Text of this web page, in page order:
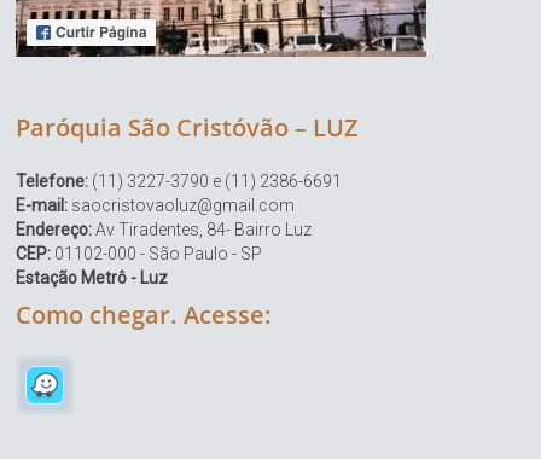
Paróquia São Cristóvão – LUZ
Telefone: (11) 3227-3790 e (11) 2386-6691
E-mail: saocristovaoluz@gmail.com
Endereço:Av Tiradentes, 84- Bairro Luz
CEP: 01102-000 - São Paulo - SP
Estação Metrô - Luz
Como chegar. Acesse: